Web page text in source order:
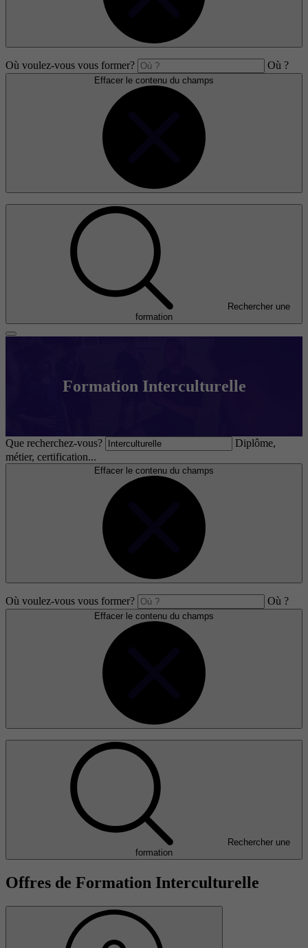
Où voulez-vous vous former? Où ?
Effacer le contenu du champs
Rechercher une
formation
Formation Interculturelle
Que recherchez-vous?
Diplôme,
métier, certification...
Effacer le contenu du champs
Où voulez-vous vous former? Où ?
Effacer le contenu du champs
Rechercher une
formation
Offres de Formation Interculturelle